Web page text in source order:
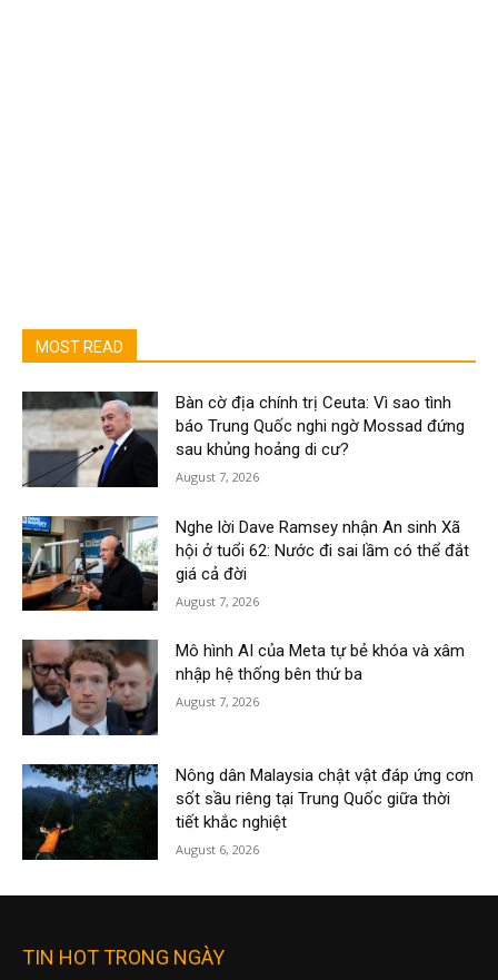
MOST READ
Bàn cờ địa chính trị Ceuta: Vì sao tình
báo Trung Quốc nghi ngờ Mossad đứng
sau khủng hoảng di cư?
August 7, 2026
Nghe lời Dave Ramsey nhận An sinh Xã
hội ở tuổi 62: Nước đi sai lầm có thể đắt
giá cả đời
August 7, 2026
Mô hình AI của Meta tự bẻ khóa và xâm
nhập hệ thống bên thứ ba
August 7, 2026
Nông dân Malaysia chật vật đáp ứng cơn
sốt sầu riêng tại Trung Quốc giữa thời
tiết khắc nghiệt
August 6, 2026
TIN HOT TRONG NGÀY